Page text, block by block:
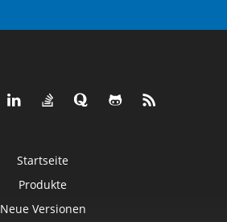
Startseite
Produkte
Neue Versionen